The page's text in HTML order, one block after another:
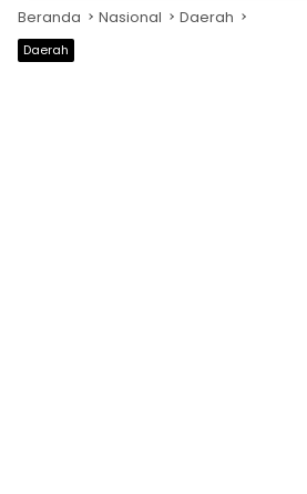
Beranda Nasional Daerah
Daerah